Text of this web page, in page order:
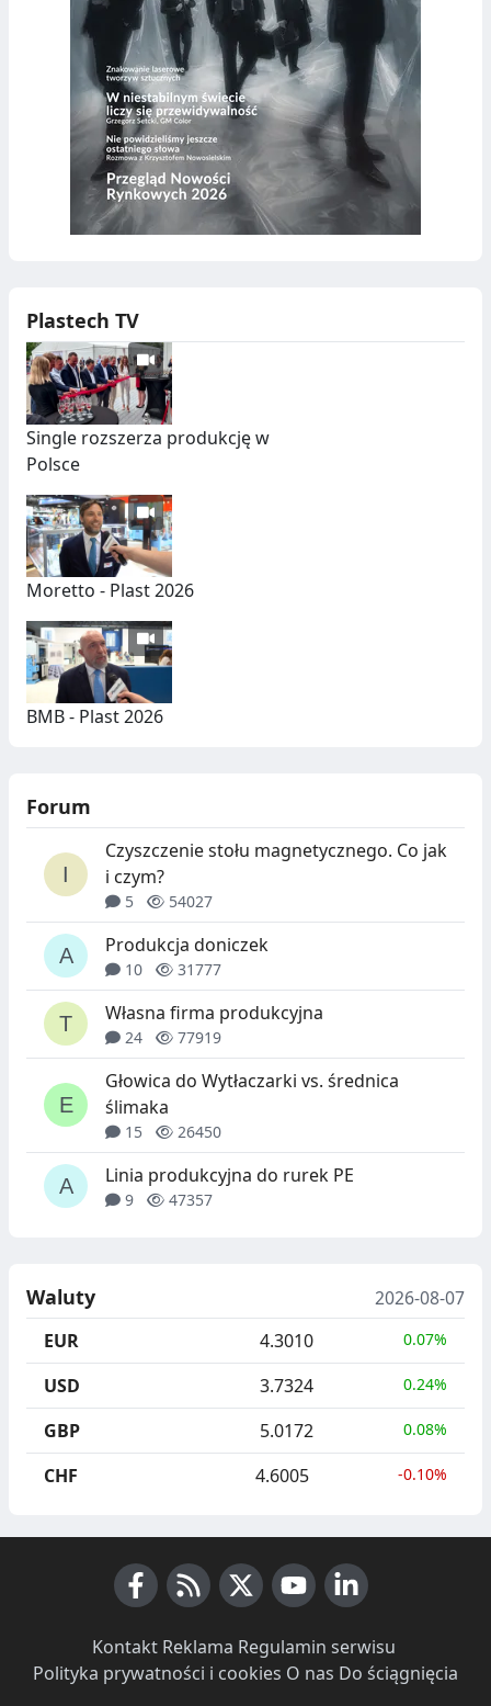
Plastech TV
Single rozszerza produkcję w
Polsce
Moretto - Plast 2026
BMB - Plast 2026
Forum
Czyszczenie stołu magnetycznego. Co jak
i czym?
5 54027
Produkcja doniczek
10 31777
Własna firma produkcyjna
24 77919
Głowica do Wytłaczarki vs. średnica
ślimaka
15 26450
Linia produkcyjna do rurek PE
9 47357
Waluty
2026-08-07
EUR
4.3010 0.07%
USD 3.7324 0.24%
GBP 5.0172 0.08%
CHF 4.6005 -0.10%
Kontakt· Reklama Regulamin serwisu
Polityka prywatności i cookies O nas Do ściągnięcia